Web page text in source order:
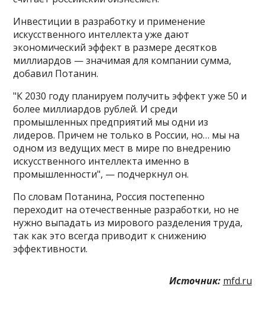
Инвестиции в разработку и применение
искусственного интеллекта уже дают
экономический эффект в размере десятков
миллиардов — значимая для компании сумма,
добавил Потанин.
"К 2030 году планируем получить эффект уже 50 и
более миллиардов рублей. И среди
промышленных предприятий мы одни из
лидеров. Причем не только в России, но… мы на
одном из ведущих мест в мире по внедрению
искусственного интеллекта именно в
промышленности", — подчеркнул он.
По словам Потанина, Россия постепенно
переходит на отечественные разработки, но не
нужно выпадать из мирового разделения труда,
так как это всегда приводит к снижению
эффективности.
Источник: mfd.ru